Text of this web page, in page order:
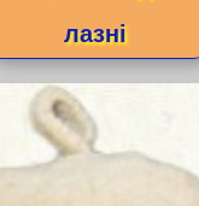
лазні